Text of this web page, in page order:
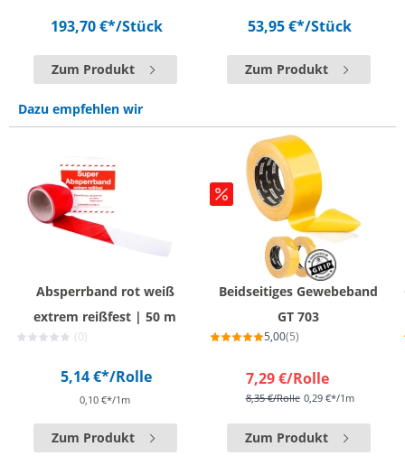
193,70 €*/Stück
Zum Produkt
53,95 €*/Stück
Zum Produkt
Dazu empfehlen wir
Absperrband rot weiß
extrem reißfest | 50 m
(0)
5,14 €*/Rolle
0,10 €*/1m
Zum Produkt
Beidseitiges Gewebeband
GT 703
5,00(5)
7,29 €/Rolle
8,35 €/Rolle 0,29 €*/1m
Zum Produkt